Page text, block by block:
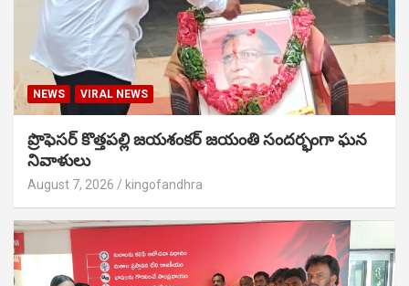
NEWS VIRAL NEWS
ప్రొఫెసర్ కొత్తపల్లి జయశంకర్ జయంతి సందర్భంగా ఘన
నివాళులు
August 7, 2026 kingofandhra